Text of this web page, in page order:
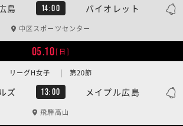
島 14:00 バイオレット
中区スポーツセンター
05.10[日]
ズ 13:00 メイプル広島
リーグH女子 | 第20節
飛騨高山